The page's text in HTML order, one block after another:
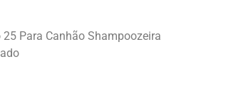
Para Canhão Shampoozeira